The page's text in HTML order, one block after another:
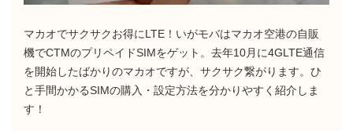
マカオでサクサクお得にLTE！いがモバはマカオ空港の自販
機でCTMのプリペイドSIMをゲット。去年10月に4GLTE通信
を開始したばかりのマカオですが、サクサク繋がります。ひ
と手間かかるSIMの購入・設定方法を分かりやすく紹介しま
す！